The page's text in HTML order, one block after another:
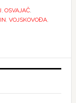
OSVAJAČ,
VOJSKOVOĐA,